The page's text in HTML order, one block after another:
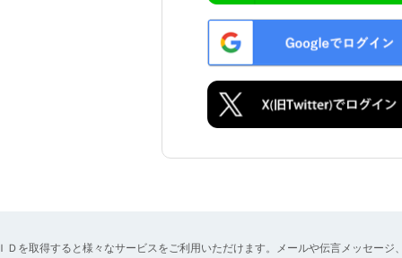
ＩＤを取得すると様々なサービスをご利用いただけます。メールや伝言メッセー